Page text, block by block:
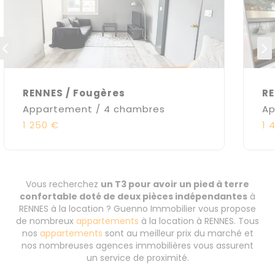
RENNES / Fougères
Appartement / 4 chambres
1 250 €
1
Vous recherchez un T3 pour avoir un pied à terre
confortable doté de deux pièces indépendantes à
RENNES à la location ? Guenno Immobilier vous propose
de nombreux appartements à la location à RENNES. Tous
nos appartements sont au meilleur prix du marché et
nos nombreuses agences immobilières vous assurent
un service de proximité.